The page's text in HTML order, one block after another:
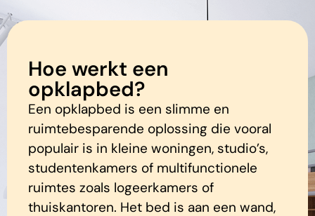
Hoe werkt een
opklapbed?
Een opklapbed is een slimme en
ruimtebesparende oplossing die vooral
populair is in kleine woningen, studio’s,
studentenkamers of multifunctionele
ruimtes zoals logeerkamers of
thuiskantoren. Het bed is aan een wand,